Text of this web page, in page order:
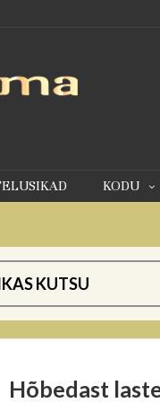
KODU
KUTSU
Hõbedast